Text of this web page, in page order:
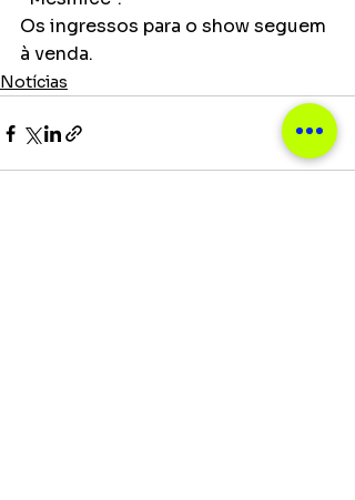
Os ingressos para o show seguem
à venda.
Notícias